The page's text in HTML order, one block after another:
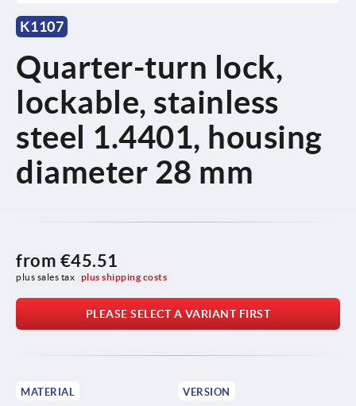
K1107
Quarter-turn lock,
lockable, stainless
steel 1.4401, housing
diameter 28 mm
from €45.51
plus sales tax plus shipping costs
PLEASE SELECT A VARIANT FIRST
MATERIAL VERSION